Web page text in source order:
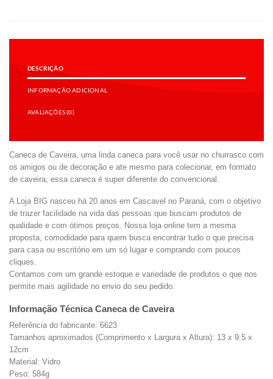
DESCRIÇÃO
INFORMAÇÃO ADICIONAL
AVALIAÇÕES (0)
Caneca de Caveira, uma linda caneca para você usar no churrasco com
os amigos ou de decoração e ate mesmo para colecionar, em formato
de caveira, essa caneca é super diferente do convencional.
A Loja BIG nasceu há 20 anos em Cascavel no Paraná, com o objetivo
de trazer facilidade na vida das pessoas que buscam produtos de
qualidade e com ótimos preços. Nossa loja online tem a mesma
proposta, comodidade para quem busca encontrar tudo o que precisa
para casa ou escritório em um só lugar e comprando com poucos
cliques.
Contamos com um grande estoque e variedade de produtos o que nos
permite mais agilidade no envio do seu pedido.
Informação Técnica Caneca de Caveira
Referência do fabricante: 6623
Tamanhos aproximados (Comprimento x Largura x Altura): 13 x 9.5 x
12cm
Material: Vidro
Peso: 584g